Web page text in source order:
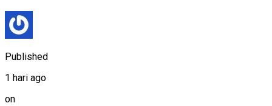
Published
1 hari ago
on